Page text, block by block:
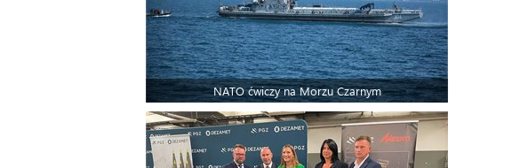
NATO ćwiczy na Morzu Czarnym